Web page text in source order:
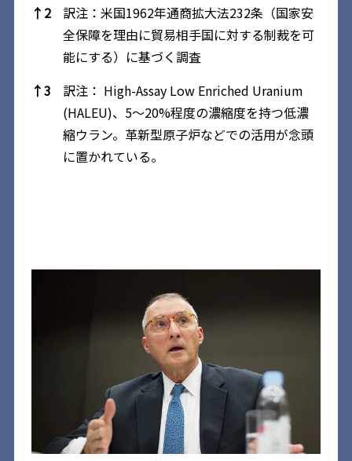
↑ 2
訳注：米国1962年通商拡大法232条（国家安
全保障を理由に貿易相手国に対する制裁を可
能にする）に基づく調査
↑3
訳注： High-Assay Low Enriched Uranium
(HALEU)、5～20%程度の濃縮度を持つ低濃
縮ウラン。革新型原子炉などでの活用が念頭
に置かれている。